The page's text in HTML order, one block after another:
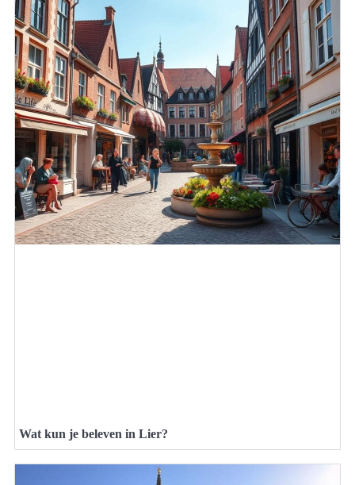
Wat kun je beleven in Lier?